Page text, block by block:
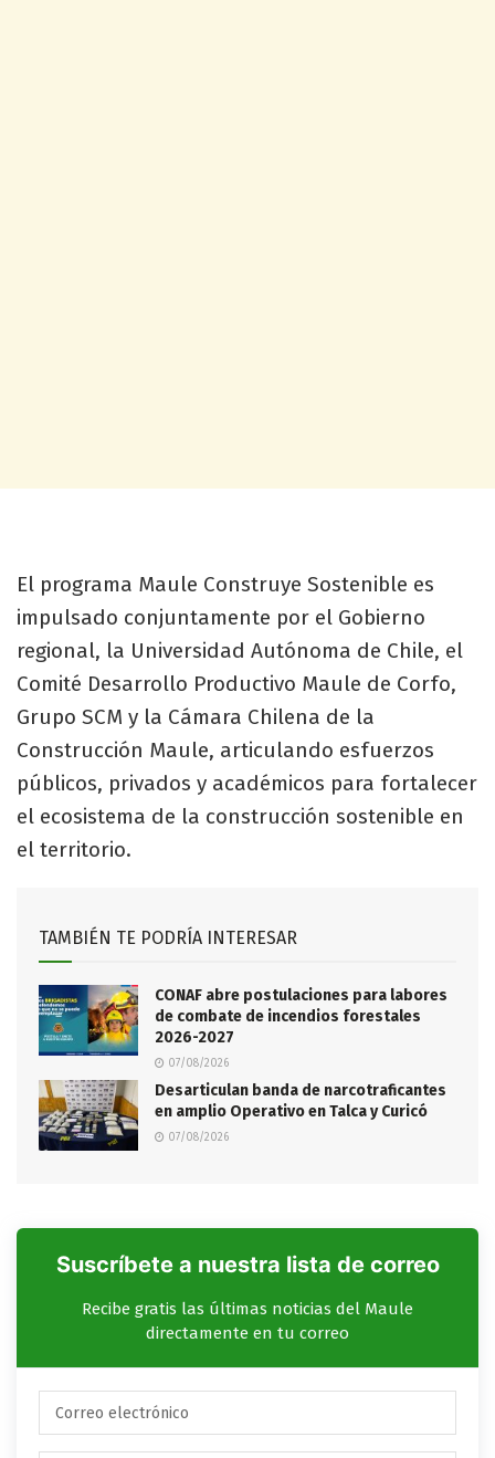
El programa Maule Construye Sostenible es
impulsado conjuntamente por el Gobierno
regional, la Universidad Autónoma de Chile, el
Comité Desarrollo Productivo Maule de Corfo,
Grupo SCM y la Cámara Chilena de la
Construcción Maule, articulando esfuerzos
públicos, privados y académicos para fortalecer
el ecosistema de la construcción sostenible en
el territorio.
TAMBIÉN TE PODRÍA INTERESAR
CONAF abre postulaciones para labores
de combate de incendios forestales
2026-2027
07/08/2026
Desarticulan banda de narcotraficantes
en amplio Operativo en Talca y Curicó
07/08/2026
Suscríbete a nuestra lista de correo
Recibe gratis las últimas noticias del Maule
directamente en tu correo